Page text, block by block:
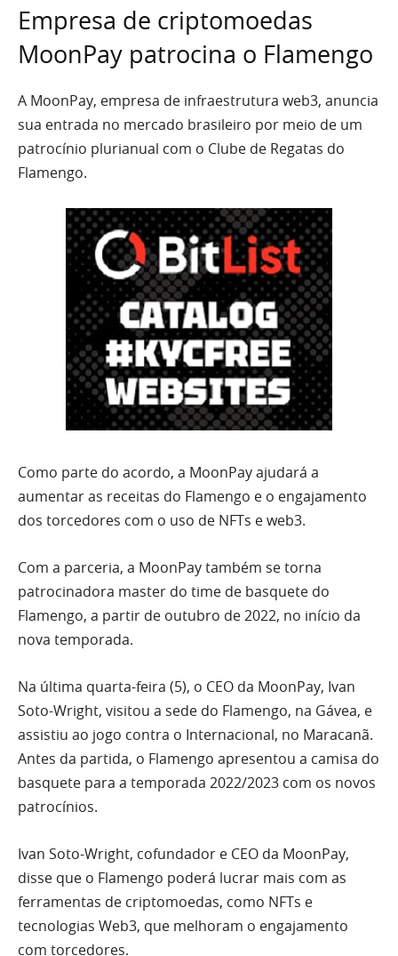
Empresa de criptomoedas
MoonPay patrocina o Flamengo
A MoonPay, empresa de infraestrutura web3, anuncia
sua entrada no mercado brasileiro por meio de um
patrocínio plurianual com o Clube de Regatas do
Flamengo.
Como parte do acordo, a MoonPay ajudará a
aumentar as receitas do Flamengo e o engajamento
dos torcedores com o uso de NFTs e web3.
Com a parceria, a MoonPay também se torna
patrocinadora master do time de basquete do
Flamengo, a partir de outubro de 2022, no início da
nova temporada.
Na última quarta-feira (5), o CEO da MoonPay, Ivan
Soto-Wright, visitou a sede do Flamengo, na Gávea, e
assistiu ao jogo contra o Internacional, no Maracanã.
Antes da partida, o Flamengo apresentou a camisa do
basquete para a temporada 2022/2023 com os novos
patrocínios.
Ivan Soto-Wright, cofundador e CEO da MoonPay,
disse que o Flamengo poderá lucrar mais com as
ferramentas de criptomoedas, como NFTs e
tecnologias Web3, que melhoram o engajamento
com torcedores.